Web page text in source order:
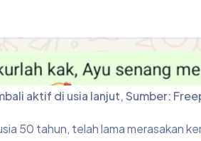
aktif di usia lanjut, Sumber:
50 tahun, telah lama merasakan